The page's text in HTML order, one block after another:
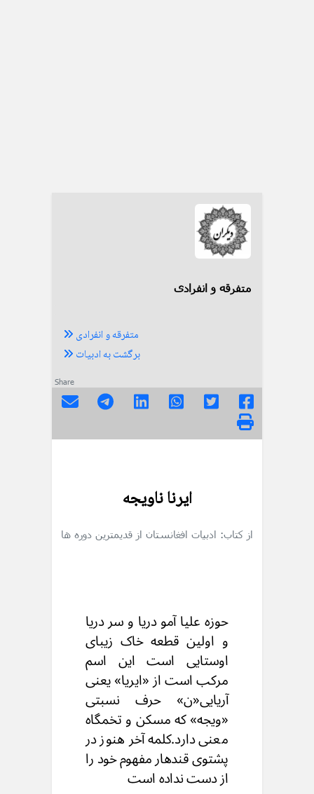
متفرقه و انفرادی
متفرقه و انفرادی
برگشت به ادبیات
Share
ایرنا ناویجه
از کتاب: ادبیات افغانستان از قدیمترین دوره ها
حوزه علیا آمو دریا و سر دریا
و اولین قطعه خاک زیبای
اوستایی است این اسم
مرکب است از «ایریا» یعنی
آریایی«ن» حرف نسبتی
«ویجه» که مسکن و تخمگاه
معنی دارد.کلمه آخر هنوز در
پشتوی قندهار مفهوم خود را
از دست نداده است